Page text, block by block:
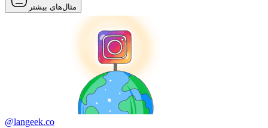
مثال‌های بیشتر
@langeek.co